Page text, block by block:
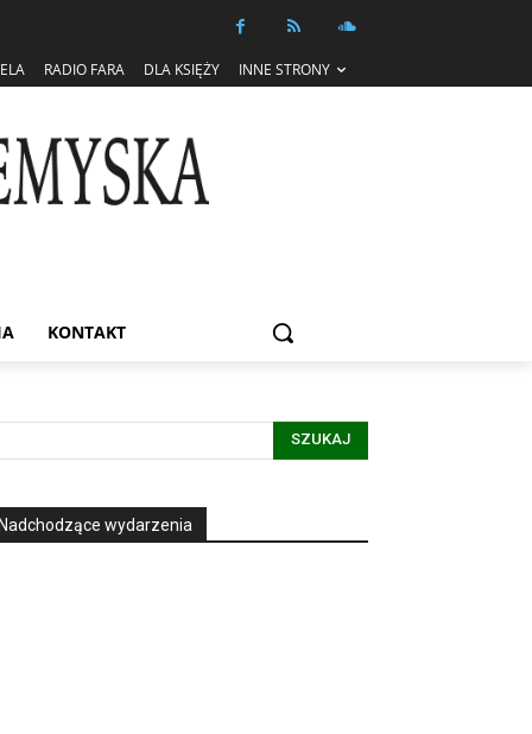
RADIO FARA DLA KSIĘŻY INNE STRONY
KONTAKT
SZUKAJ
Nadchodzące wydarzenia